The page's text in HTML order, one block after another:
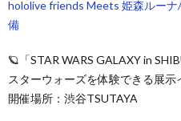
hololive friends Meets 姫森ルー
備
🪐「STAR WARS GALAXY in
スターウォーズを体験できる展示
開催場所：渋谷TSUTAYA